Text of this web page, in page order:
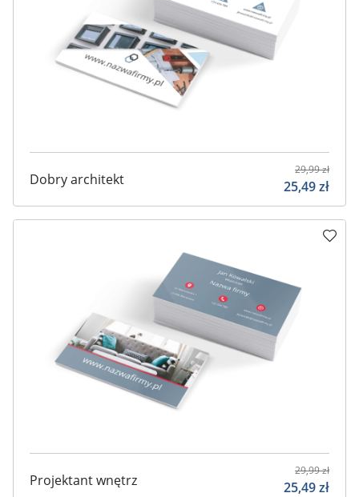
Dobry architekt
29,99zł
25,49zł
Projektant wnętrz
29,99zł
25,49zł